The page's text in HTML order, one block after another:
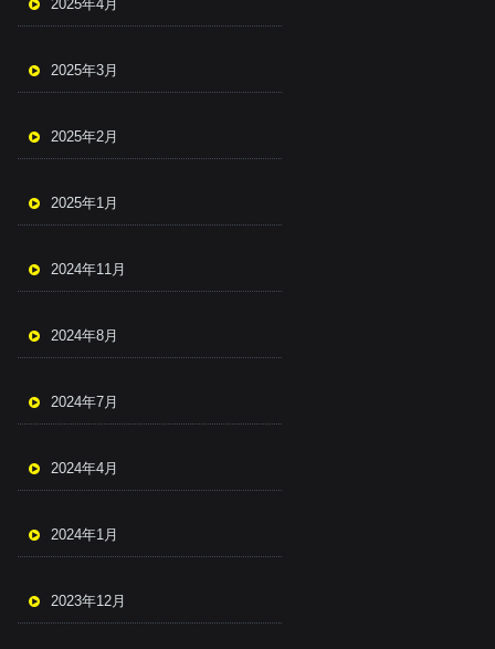
2025年4月
2025年3月
2025年2月
2025年1月
2024年11月
2024年8月
2024年7月
2024年4月
2024年1月
2023年12月